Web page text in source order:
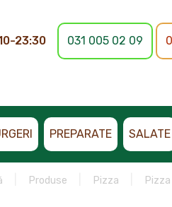
23:30 031 005 02 09
PREPARATE SALATE
Produse Pizza